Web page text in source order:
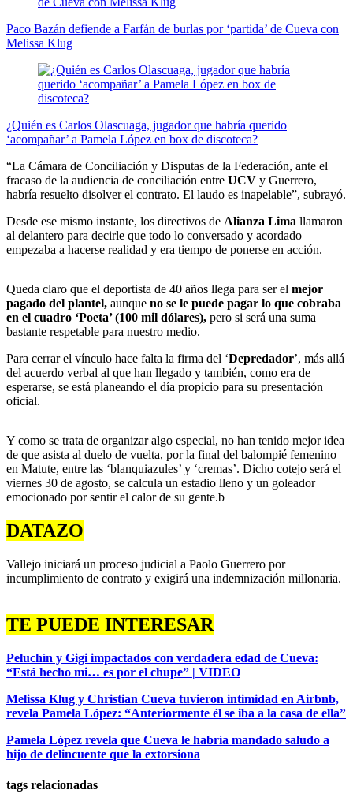
Paco Bazán defiende a Farfán de burlas por ‘partida’ de Cueva con
Melissa Klug
¿Quién es Carlos Olascuaga, jugador que habría querido
‘acompañar’ a Pamela López en box de discoteca?
“La Cámara de Conciliación y Disputas de la Federación, ante el
fracaso de la audiencia de conciliación entre UCV y Guerrero,
habría resuelto disolver el contrato. El laudo es inapelable”, subrayó.
Desde ese mismo instante, los directivos de Alianza Lima llamaron
al delantero para decirle que todo lo conversado y acordado
empezaba a hacerse realidad y era tiempo de ponerse en acción.
Queda claro que el deportista de 40 años llega para ser el mejor
pagado del plantel, aunque no se le puede pagar lo que cobraba
en el cuadro ‘Poeta’ (100 mil dólares), pero si será una suma
bastante respetable para nuestro medio.
Para cerrar el vínculo hace falta la firma del ‘Depredador’, más allá
del acuerdo verbal al que han llegado y también, como era de
esperarse, se está planeando el día propicio para su presentación
oficial.
Y como se trata de organizar algo especial, no han tenido mejor idea
de que asista al duelo de vuelta, por la final del balompié femenino
en Matute, entre las ‘blanquiazules’ y ‘cremas’. Dicho cotejo será el
viernes 30 de agosto, se calcula un estadio lleno y un goleador
emocionado por sentir el calor de su gente.b
DATAZO
Vallejo iniciará un proceso judicial a Paolo Guerrero por
incumplimiento de contrato y exigirá una indemnización millonaria.
TE PUEDE INTERESAR
Peluchín y Gigi impactados con verdadera edad de Cueva:
“Está hecho mi… es por el chupe” | VIDEO
Melissa Klug y Christian Cueva tuvieron intimidad en Airbnb,
revela Pamela López: “Anteriormente él se iba a la casa de ella”
Pamela López revela que Cueva le habría mandado saludo a
hijo de delincuente que la extorsiona
tags relacionadas